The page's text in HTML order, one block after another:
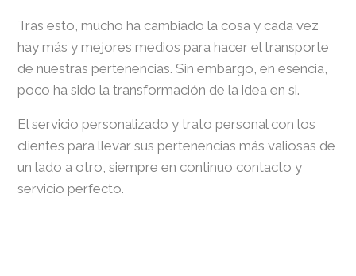
Tras esto, mucho ha cambiado la cosa y cada vez
hay más y mejores medios para hacer el transporte
de nuestras pertenencias. Sin embargo, en esencia,
poco ha sido la transformación de la idea en si.
El servicio personalizado y trato personal con los
clientes para llevar sus pertenencias más valiosas de
un lado a otro, siempre en continuo contacto y
servicio perfecto.